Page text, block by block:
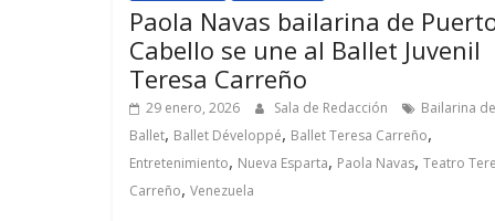
Paola Navas bailarina de
Cabello se une al Ballet Juvenil
Teresa Carreño
29 enero, 2026 Sala de Redacción
Bailarina de
Ballet, Ballet Développé, Ballet Teresa Carreño,
Entretenimiento, Nueva Esparta, Paola Navas, Teatro
Carreño, Venezuela